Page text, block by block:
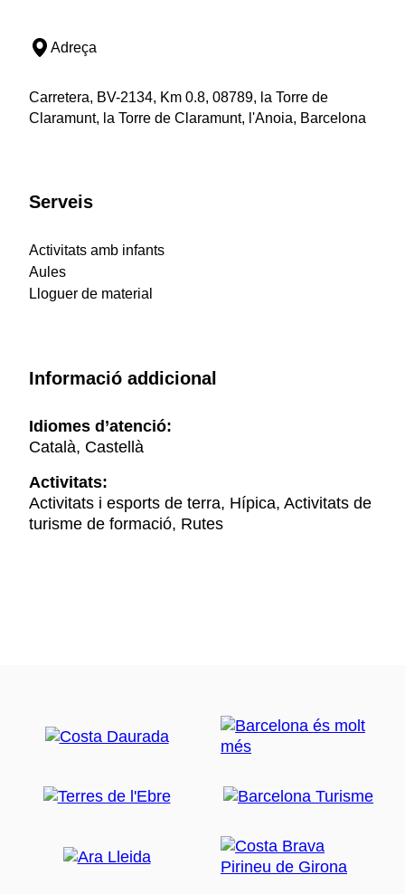
Adreça
Carretera, BV-2134, Km 0.8, 08789, la Torre de
Claramunt, la Torre de Claramunt, l'Anoia, Barcelona
Serveis
Activitats amb infants
Aules
Lloguer de material
Informació addicional
Idiomes d’atenció:
Català, Castellà
Activitats:
Activitats i esports de terra, Hípica, Activitats de
turisme de formació, Rutes